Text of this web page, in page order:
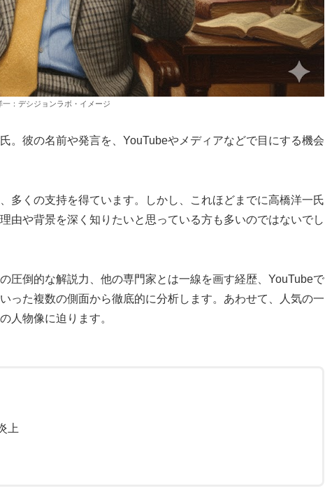
一：デシジョンラボ・イメージ
。彼の名前や発言を、YouTubeやメディアなどで目にする機会
多くの支持を得ています。しかし、これほどまでに高橋洋一氏
由や背景を深く知りたいと思っている方も多いのではないでし
圧倒的な解説力、他の専門家とは一線を画す経歴、YouTubeで
った複数の側面から徹底的に分析します。あわせて、人気の一
人物像に迫ります。
上